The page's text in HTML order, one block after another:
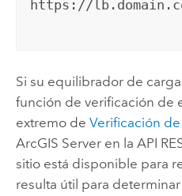
https://
Si su equilibrador de
función de verificación de
extremo de Verificación
ArcGIS Serveren la API
sitio está disponible para
resulta útil para